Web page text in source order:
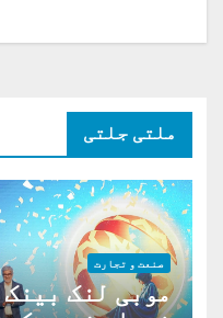
ملتی جلتی
صنعت و تجارت
موبی لنک بینک